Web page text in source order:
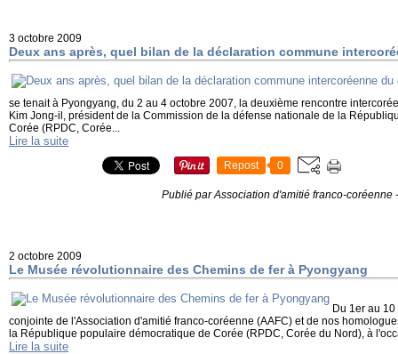
3 octobre 2009
Deux ans après, quel bilan de la déclaration commune
se tenait à Pyongyang, du 2 au 4 octobre 2007, la deuxième rencontre
Kim Jong-il, président de la Commission de la défense nationale de la
Corée (RPDC, Corée...
Lire la suite
Repost 0
Publié par Association d'amitié franco-coréenne -
2 octobre 2009
Le Musée révolutionnaire des Chemins de fer à Pyongyang
Du 1er au
conjointe de l'Association d'amitié franco-coréenne (AAFC) et de nos
la République populaire démocratique de Corée (RPDC, Corée du Nord), à
Lire la suite